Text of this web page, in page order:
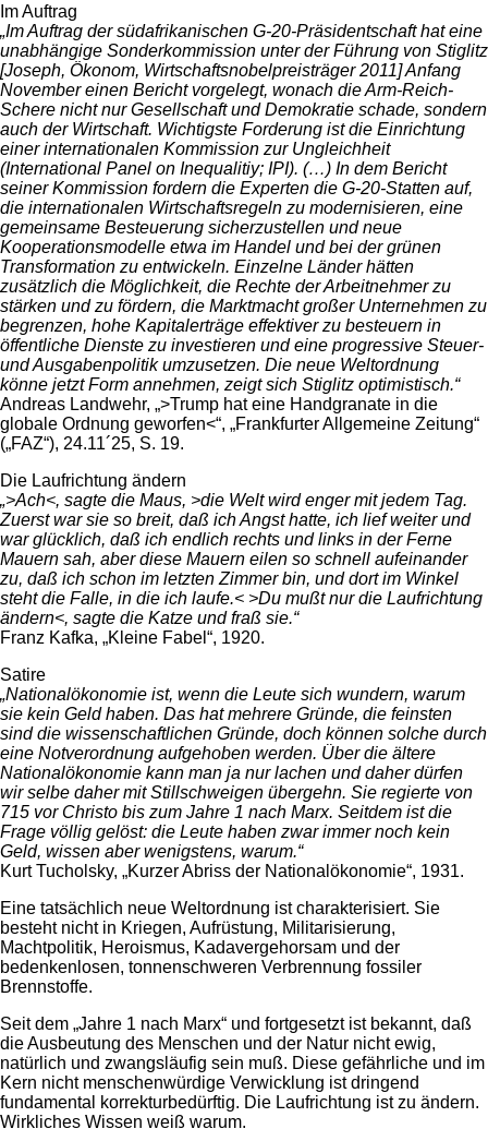
Im Auftrag
„Im Auftrag der südafrikanischen G-20-Präsidentschaft hat eine
unabhängige Sonderkommission unter der Führung von Stiglitz
[Joseph, Ökonom, Wirtschaftsnobelpreisträger 2011] Anfang
November einen Bericht vorgelegt, wonach die Arm-Reich-
Schere nicht nur Gesellschaft und Demokratie schade, sondern
auch der Wirtschaft. Wichtigste Forderung ist die Einrichtung
einer internationalen Kommission zur Ungleichheit
(International Panel on Inequalitiy; IPI). (…) In dem Bericht
seiner Kommission fordern die Experten die G-20-Statten auf,
die internationalen Wirtschaftsregeln zu modernisieren, eine
gemeinsame Besteuerung sicherzustellen und neue
Kooperationsmodelle etwa im Handel und bei der grünen
Transformation zu entwickeln. Einzelne Länder hätten
zusätzlich die Möglichkeit, die Rechte der Arbeitnehmer zu
stärken und zu fördern, die Marktmacht großer Unternehmen zu
begrenzen, hohe Kapitalerträge effektiver zu besteuern in
öffentliche Dienste zu investieren und eine progressive Steuer-
und Ausgabenpolitik umzusetzen. Die neue Weltordnung
könne jetzt Form annehmen, zeigt sich Stiglitz optimistisch.“
Andreas Landwehr, „>Trump hat eine Handgranate in die
globale Ordnung geworfen<“, „Frankfurter Allgemeine Zeitung“
(„FAZ“), 24.11´25, S. 19.
Die Laufrichtung ändern
„>Ach<, sagte die Maus, >die Welt wird enger mit jedem Tag.
Zuerst war sie so breit, daß ich Angst hatte, ich lief weiter und
war glücklich, daß ich endlich rechts und links in der Ferne
Mauern sah, aber diese Mauern eilen so schnell aufeinander
zu, daß ich schon im letzten Zimmer bin, und dort im Winkel
steht die Falle, in die ich laufe.< >Du mußt nur die Laufrichtung
ändern<, sagte die Katze und fraß sie.“
Franz Kafka, „Kleine Fabel“, 1920.
Satire
„Nationalökonomie ist, wenn die Leute sich wundern, warum
sie kein Geld haben. Das hat mehrere Gründe, die feinsten
sind die wissenschaftlichen Gründe, doch können solche durch
eine Notverordnung aufgehoben werden. Über die ältere
Nationalökonomie kann man ja nur lachen und daher dürfen
wir selbe daher mit Stillschweigen übergehn. Sie regierte von
715 vor Christo bis zum Jahre 1 nach Marx. Seitdem ist die
Frage völlig gelöst: die Leute haben zwar immer noch kein
Geld, wissen aber wenigstens, warum.“
Kurt Tucholsky, „Kurzer Abriss der Nationalökonomie“, 1931.
Eine tatsächlich neue Weltordnung ist charakterisiert. Sie
besteht nicht in Kriegen, Aufrüstung, Militarisierung,
Machtpolitik, Heroismus, Kadavergehorsam und der
bedenkenlosen, tonnenschweren Verbrennung fossiler
Brennstoffe.
Seit dem „Jahre 1 nach Marx“ und fortgesetzt ist bekannt, daß
die Ausbeutung des Menschen und der Natur nicht ewig,
natürlich und zwangsläufig sein muß. Diese gefährliche und im
Kern nicht menschenwürdige Verwicklung ist dringend
fundamental korrekturbedürftig. Die Laufrichtung ist zu ändern.
Wirkliches Wissen weiß warum.